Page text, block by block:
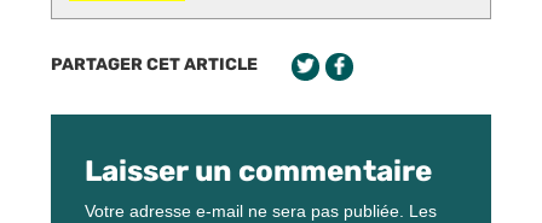
PARTAGER CET ARTICLE
Laisser un commentaire
Votre adresse e-mail ne sera pas publiée. Les